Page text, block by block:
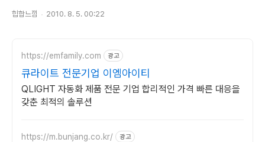
힙합느낌 2010. 8. 5. 00:22
https://emfamily.com 광고
큐라이트 전문기업 이엠아이티
QLIGHT 자동화 제품 전문 기업 합리적인 가격 빠른 대응을
갖춘 최적의 솔루션
https://m.bunjang.co.kr/ 광고